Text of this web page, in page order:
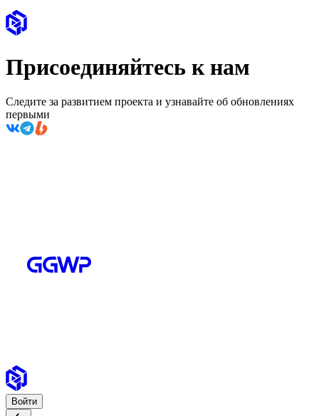
Присоединяйтесь к нам
Следите за развитием проекта и узнавайте об обновлениях
первыми
Войти